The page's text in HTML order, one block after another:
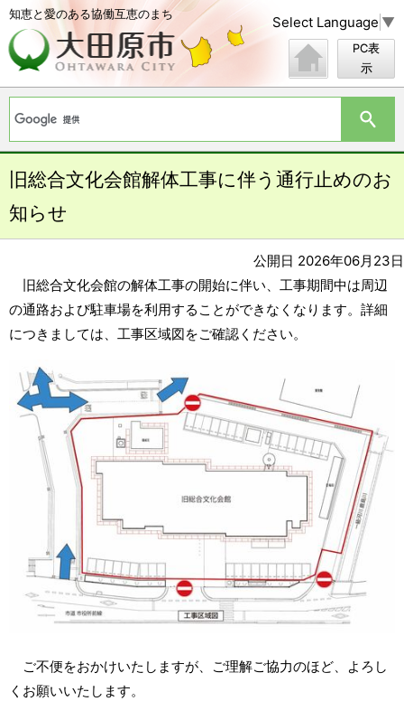
知恵と愛のある協働互恵のまち Select Language ▼
PC表
示
旧総合文化会館解体工事に伴う通行止めのお
知らせ
公開日 2026年06月23日
旧総合文化会館の解体工事の開始に伴い、工事期間中は周辺
の通路および駐車場を利用することができなくなります。詳細
につきましては、工事区域図をご確認ください。
ご不便をおかけいたしますが、ご理解ご協力のほど、よろし
くお願いいたします。